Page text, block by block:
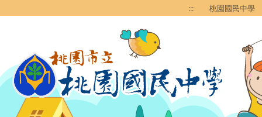
::: 桃園國民中學